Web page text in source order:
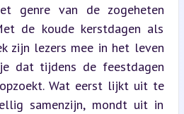
genre van de zogeheten
de koude kerstdagen als
zijn lezers mee in het leven
dat tijdens de feestdagen
Wat eerst lijkt uit te
samenzijn, mondt uit in